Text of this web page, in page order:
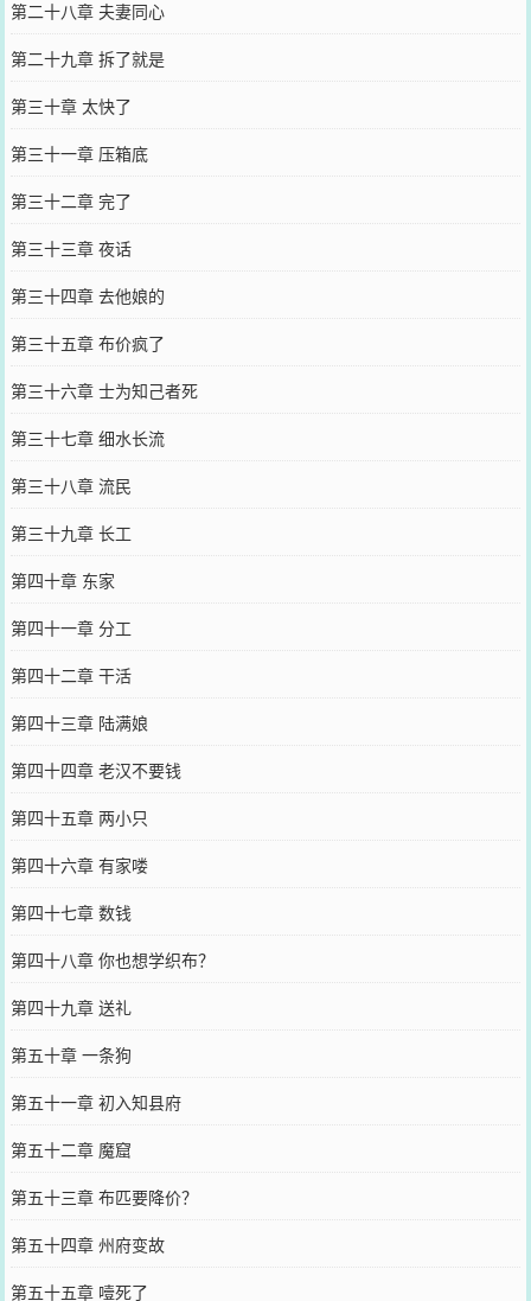
第二十八章 夫妻同心
第二十九章 拆了就是
第三十章 太快了
第三十一章 压箱底
第三十二章 完了
第三十三章 夜话
第三十四章 去他娘的
第三十五章 布价疯了
第三十六章 士为知己者死
第三十七章 细水长流
第三十八章 流民
第三十九章 长工
第四十章 东家
第四十一章 分工
第四十二章 干活
第四十三章 陆满娘
第四十四章 老汉不要钱
第四十五章 两小只
第四十六章 有家喽
第四十七章 数钱
第四十八章 你也想学织布？
第四十九章 送礼
第五十章 一条狗
第五十一章 初入知县府
第五十二章 魔窟
第五十三章 布匹要降价？
第五十四章 州府变故
第五十五章 噎死了